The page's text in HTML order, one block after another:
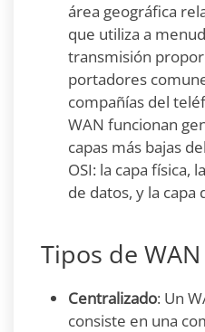
área geográfica
que utiliza a
transmisión
portadores
compañías del
WAN funcionan
capas más bajas
OSI: la capa física,
de datos, y la capa
Tipos de WAN
Centralizado: Un
consiste en una